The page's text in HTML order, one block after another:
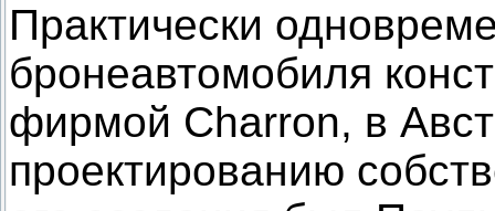
Практически
бронеавтомобиля
фирмой Charron, в
проектированию